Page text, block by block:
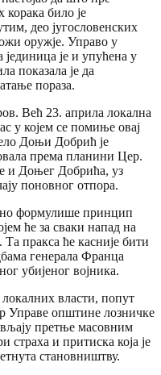
корака било је
део југословенских
оружје. Управо у
је и упућена у
показала је да
пораза.
Већ 23. априла локална
у којем се помиње овај
Доњи Добрић је
према планини Цер.
и Доњег Добрића, уз
поновног отпора.
формулише принцип
ће за сваки напад на
пракса ће касније бити
генерала Франца
убијеног војника.
власти, попут
Управе општине лозничке
претње масовним
и притиска која је
становништву.